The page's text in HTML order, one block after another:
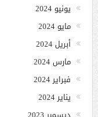
يونيو 2024
مايو 2024
أبريل 2024
مارس 2024
فبراير 2024
يناير 2024